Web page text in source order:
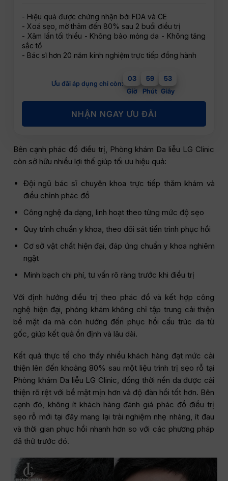
- Hiệu quả được chứng nhận bởi FDA và CE
- Xoá sẹo, mờ thâm đến 80% sau 2 buổi điều trị
- Xâm lấn tối thiểu - Không bào mỏng da - Không tăng
sắc tố
- Bác sĩ hơn 20 năm kinh nghiệm trực tiếp đồng hành
Ưu đãi áp dụng chỉ còn:
03
Giờ
59
Phút
51
Giây
NHẬN NGAY ƯU ĐÃI
Bên cạnh phác đồ điều trị, Phòng khám Da liễu LG Clinic
còn sở hữu nhiều lợi thế giúp tối ưu hiệu quả:
Đội ngũ bác sĩ chuyên khoa trực tiếp thăm khám và
điều chỉnh phác đồ
Công nghệ đa dạng, linh hoạt theo từng mức độ sẹo
Quy trình chuẩn y khoa, theo dõi sát tiến trình phục hồi
Cơ sở vật chất hiện đại, đáp ứng chuẩn y khoa nghiêm
ngặt
Minh bạch chi phí, tư vấn rõ ràng trước khi điều trị
Với định hướng điều trị theo phác đồ và kết hợp công
nghệ hiện đại, phòng khám không chỉ tập trung cải thiện
bề mặt da mà còn hướng đến phục hồi cấu trúc da từ
gốc, giúp kết quả ổn định và lâu dài.
Kết quả thực tế cho thấy nhiều khách hàng đạt mức cải
thiện lên đến khoảng 80% sau một liệu trình trị sẹo rỗ tại
Phòng khám Da liễu LG Clinic, đồng thời nền da được cải
thiện rõ rệt với bề mặt mịn hơn và độ đàn hồi tốt hơn. Bên
cạnh đó, không ít khách hàng đánh giá phác đồ điều trị
sẹo rỗ mới tại đây mang lại trải nghiệm nhẹ nhàng, ít đau
và thời gian phục hồi nhanh hơn so với các phương pháp
đã thử trước đó.